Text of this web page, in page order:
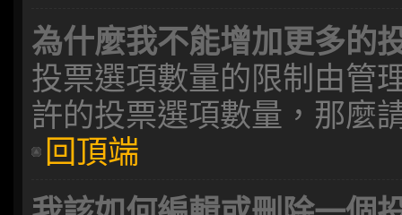
為什麼我不能增加更多的
投票選項數量的限制由管
許的投票選項數量，那麼
回頂端